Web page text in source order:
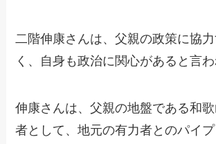
二階伸康さんは、父親の政策に協
く、自身も政治に関心があると言わ
伸康さんは、父親の地盤である和
者として、地元の有力者とのパイ